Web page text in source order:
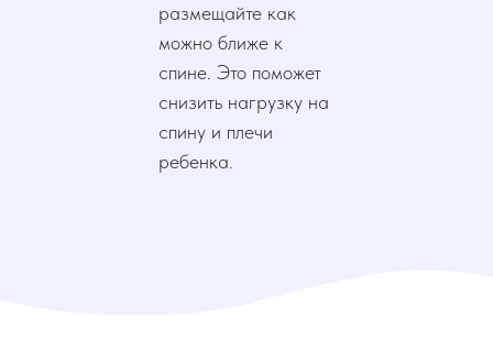
размещайте как
можно ближе к
спине. Это поможет
снизить нагрузку на
спину и плечи
ребенка.